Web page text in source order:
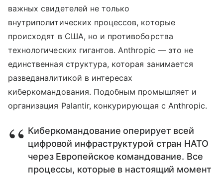
важных свидетелей не только
внутриполитических процессов, которые
происходят в США, но и противоборства
технологических гигантов. Anthropic — это не
единственная структура, которая занимается
разведаналитикой в интересах
киберкомандования. Подобным промышляет и
организация Palantir, конкурирующая с Anthropic.
Киберкомандование оперирует всей
цифровой инфраструктурой стран НАТО
через Европейское командование. Все
процессы, которые в настоящий момент